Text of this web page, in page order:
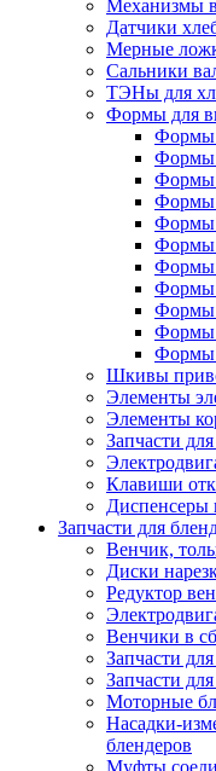
Механизмы
Датчики
Мерные
Сальники
ТЭНы для
Формы для
Формы
Формы
Формы
Формы
Формы
Формы
Формы
Формы
Формы
Формы
Формы
Шкивы
Элементы
Элементы
Запчасти
Клавиши
Диспенсеры
Запчасти для
Венчик,
Диски
Редуктор
Венчики в
Запчасти
Запчасти
Моторные
Насадки-
блендеров